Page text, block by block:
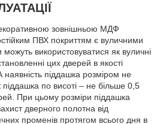
зовнiшньою МДФ
ПВХ покриттям є вуличними
використовуватися як вуличні
цих дверей в якостi
пiддашка розмiром не
по висотi – не бiльше 0,5
При цьому розмiри пiддашка
дверного полотна вiд
променiв протягом всього дня в